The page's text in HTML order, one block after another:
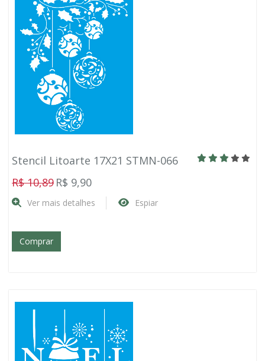
Stencil Litoarte 17X21 STMN-066
R$ 10,89 R$ 9,90
Ver mais detalhes Espiar
Comprar